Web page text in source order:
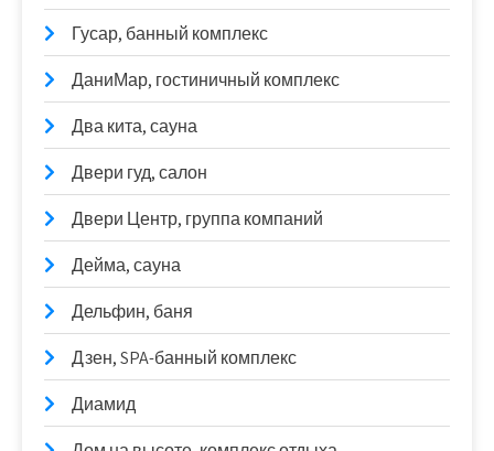
Гусар, банный комплекс
ДаниМар, гостиничный комплекс
Два кита, сауна
Двери гуд, салон
Двери Центр, группа компаний
Дейма, сауна
Дельфин, баня
Дзен, SPA-банный комплекс
Диамид